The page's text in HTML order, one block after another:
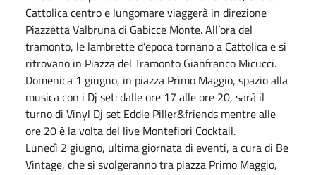
Cattolica centro e lungomare viaggerà in direzione
Piazzetta Valbruna di Gabicce Monte. All’ora del
tramonto, le lambrette d’epoca tornano a Cattolica e si
ritrovano in Piazza del Tramonto Gianfranco Micucci.
Domenica 1 giugno, in piazza Primo Maggio, spazio alla
musica con i Dj set: dalle ore 17 alle ore 20, sarà il
turno di Vinyl Dj set Eddie Piller&friends mentre alle
ore 20 è la volta del live Montefiori Cocktail.
Lunedì 2 giugno, ultima giornata di eventi, a cura di Be
Vintage, che si svolgeranno tra piazza Primo Maggio,